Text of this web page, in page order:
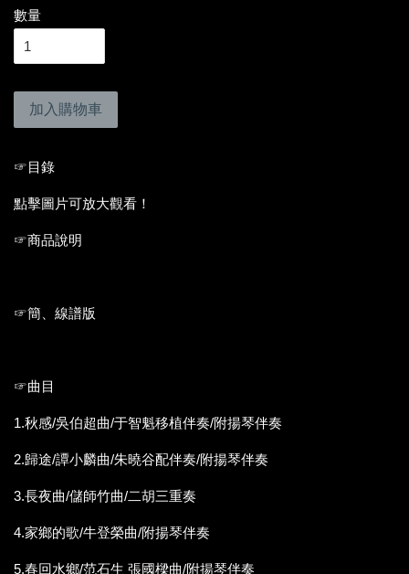
數量
加入購物車
☞目錄
點擊圖片可放大觀看！
☞商品說明
☞簡、線譜版
☞曲目
1.秋感/吳伯超曲/于智魁移植伴奏/附揚琴伴奏
2.歸途/譚小麟曲/朱曉谷配伴奏/附揚琴伴奏
3.長夜曲/儲師竹曲/二胡三重奏
4.家鄉的歌/牛登榮曲/附揚琴伴奏
5.春回水鄉/范石生 張國樑曲/附揚琴伴奏